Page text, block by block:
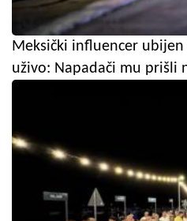
Meksički influencer
uživo: Napadači mu prišli